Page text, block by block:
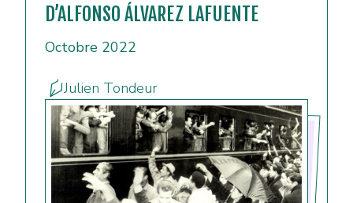
D’ALFONSO ÁLVAREZ LAFUENTE
Octobre 2022
Julien Tondeur